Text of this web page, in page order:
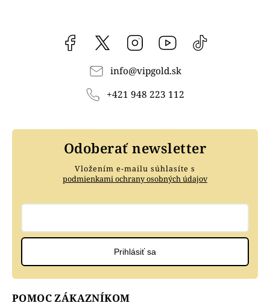
Facebook vipgoldsk Instagram YouTube
info@vipgold.sk
+421 948 223 112
POMOC ZÁKAZNÍKOM
Odoberať newsletter
Vložením e-mailu súhlasíte s
podmienkami ochrany osobných údajov
Prihlásiť sa